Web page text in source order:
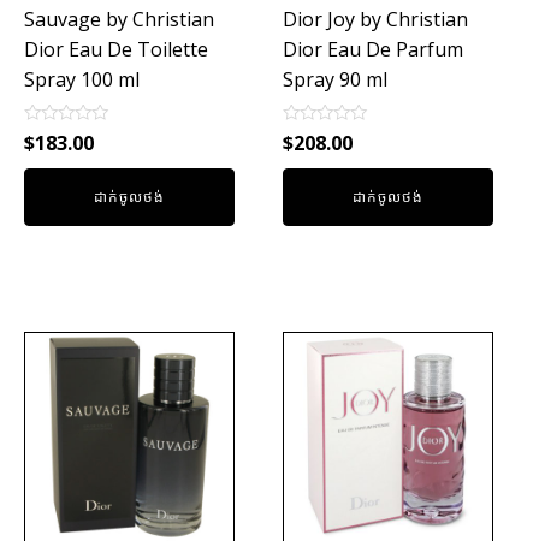
Sauvage by Christian
Dior Eau De Toilette
Spray 100 ml
Rated
0
out
$183.00
ដាក់ចូលថង់
Dior Joy by Christian
Dior Eau De Parfum
Spray 90 ml
Rated
0
out
$208.00
ដាក់ចូលថង់